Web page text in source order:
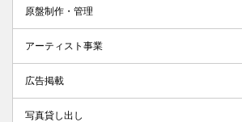
原盤制作・管理
アーティスト事業
広告掲載
写真貸し出し